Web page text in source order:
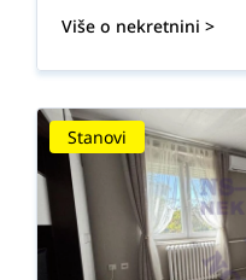
Više o nekretnini >
Stanovi